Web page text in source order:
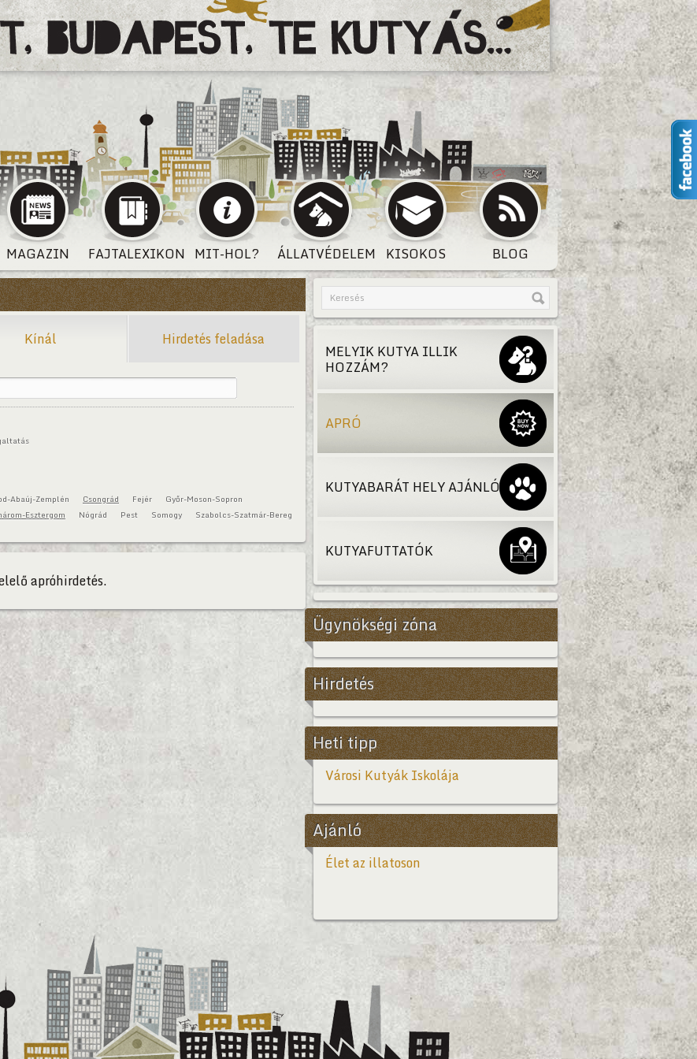
MAGAZIN FAJTALEXIKON MIT-HOL? ÁLLATVÉDELEM KISOKOS BLOG
Kínál Hirdetés feladása
Abaúj-Zemplén Csongrád Fejér
Győr-Moson-Sopron
Esztergom Nógrád Pest Somogy
Szabolcs-Szatmár-Bereg
apróhirdetés.
MELYIK KUTYA ILLIK
HOZZÁM?
APRÓ
KUTYABARÁT HELY AJÁNLÓ
KUTYAFUTTATÓK
Ügynökségi zóna
Hirdetés
Heti tipp
Városi Kutyák Iskolája
Ajánló
Élet az illatoson